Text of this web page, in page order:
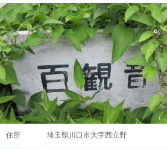
住所 埼玉県川口市大字西立野